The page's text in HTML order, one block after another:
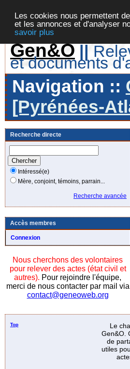
Les cookies nous permettent
et les annonces et d'analyser
savoir plus
Gen&O ||
et documents
Navigation ::
[Pyrénées-
Recherche directe
Intéressé(e)
Mère, conjoint, témoins, parrain...
Recherche avancée
Accès membres
Connexion
Nous cherchons des volontaires
pour relever des actes (état civil et
autres). Pour rejoindre l'équipe,
merci de nous contacter par mail via
contact@geneoweb.org
Top
Le
Gen&O.
de
utiles